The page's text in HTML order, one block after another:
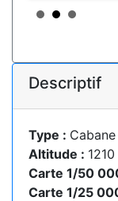
Descriptif
Type :
Altitude : 1210
Carte 1/50
Carte 1/25